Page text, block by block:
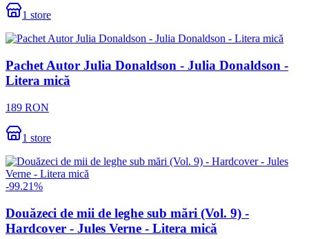
1 store
Pachet Autor Julia Donaldson - Julia Donaldson -
Litera mică
189 RON
1 store
-99.21%
Douăzeci de mii de leghe sub mări (Vol. 9) -
Hardcover - Jules Verne - Litera mică